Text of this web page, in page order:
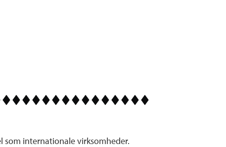
som internationale virksomheder.